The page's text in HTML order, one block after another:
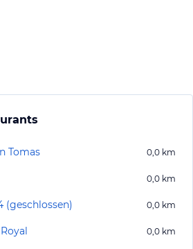
Tomas 0,0 km
0,0 km
(geschlossen) 0,0 km
0,0 km